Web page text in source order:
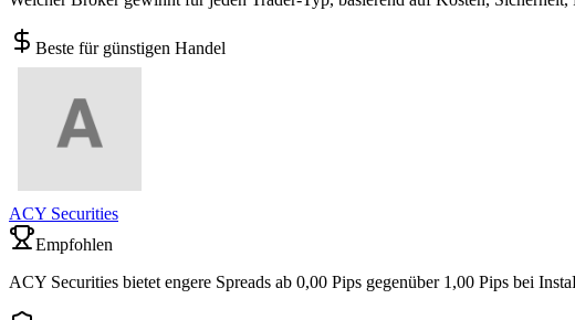
Beste für günstigen Handel
ACY Securities
Empfohlen
ACY Securities bietet engere Spreads ab 0,00 Pips gegenüber 1,00 Pips bei